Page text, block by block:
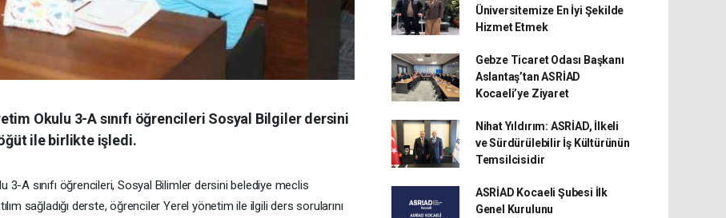
Okulu 3-A sınıfı öğrencileri Sosyal Bilgiler dersini
ile birlikte işledi.
3-A sınıfı öğrencileri, Sosyal Bilimler dersini belediye meclis
sağladığı derste, öğrenciler Yerel yönetim ile ilgili ders sorularını
Üniversitemize En İyi Şekilde
Hizmet Etmek
Gebze Ticaret Odası Başkanı
Aslantaş’tan ASRİAD
Kocaeli’ye Ziyaret
Nihat Yıldırım: ASRİAD, İlkeli
ve Sürdürülebilir İş Kültürünün
Temsilcisidir
ASRİAD Kocaeli Şubesi İlk
Genel Kurulunu